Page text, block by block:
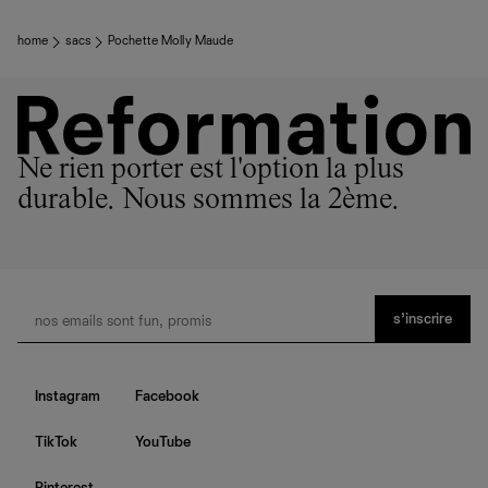
home sacs Pochette Molly Maude
Ne rien porter est l'option la plus
durable. Nous sommes la 2ème.
s’inscrire
Instagram Facebook
TikTok YouTube